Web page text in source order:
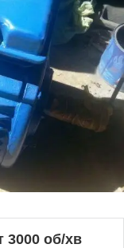
3000 об/хв